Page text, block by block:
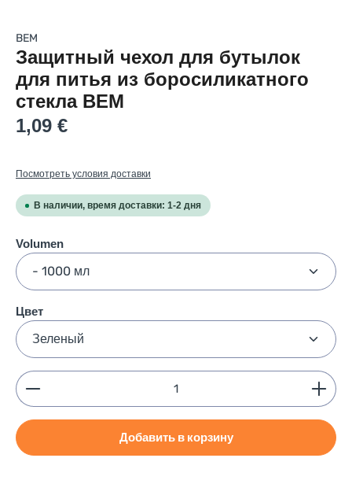
BEM
Защитный чехол для бутылок
для питья из боросиликатного
стекла BEM
Regular price:
1,09 €
Посмотреть условия доставки
В наличии, время доставки: 1-2 дня
Select
Volumen
Select
Цвет
Product Quantity: Enter the desired amount or
Добавить в корзину